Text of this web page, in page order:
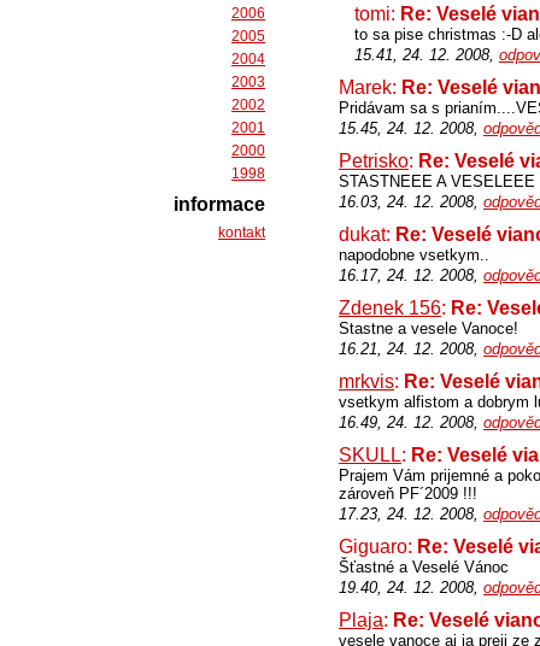
tomi: Re: Veselé
to sa pise christmas :-D
15.41, 24. 12. 2008,
Marek: Re: Veselé
Pridávam sa s
15.45, 24. 12. 2008,
Petrisko: Re: Veselé
STASTNEEE A VESELEEE
16.03, 24. 12. 2008,
dukat: Re: Veselé
napodobne vsetkym..
16.17, 24. 12. 2008,
Zdenek 156: Re:
Stastne a vesele Vanoce!
16.21, 24. 12. 2008,
mrkvis: Re: Veselé
vsetkym alfistom a dobrym
16.49, 24. 12. 2008,
SKULL: Re: Veselé
Prajem Vám prijemné a
zároveň PF´2009 !!!
17.23, 24. 12. 2008,
Giguaro: Re: Veselé
Šťastné a Veselé Vánoc
19.40, 24. 12. 2008,
Plaja: Re: Veselé
vesele vanoce aj ja preji ze
2006
2005
2004
2003
2002
2001
2000
1998
informace
kontakt